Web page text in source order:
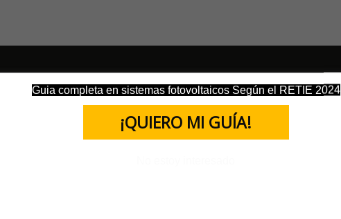
Guia completa en sistemas fotovoltaicos Según el RETIE 2024
¡QUIERO MI GUÍA!
NUESTROS SERVICIOS NUESTROS SERVICIOS
Asistencia medica